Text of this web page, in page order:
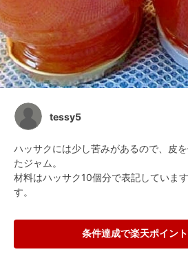
tessy5
ハッサクには少し苦みがあるので、皮
たジャム。
材料はハッサク10個分で表記していま
す。
条件達成で楽天ポイント